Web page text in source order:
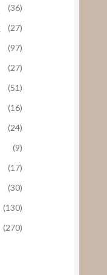
(36)
(27)
(97)
(27)
(51)
(16)
(24)
(9)
(17)
(30)
(130)
(270)